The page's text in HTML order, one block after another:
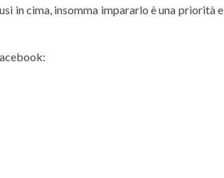
in cima, insomma impararlo è una priorità e